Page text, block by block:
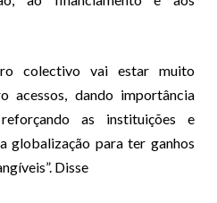
colectivo vai estar muito
acessos, dando importância
as instituições e
globalização para ter ganhos
Disse